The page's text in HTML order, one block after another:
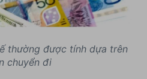
thường được tính dựa trên
chuyển đi